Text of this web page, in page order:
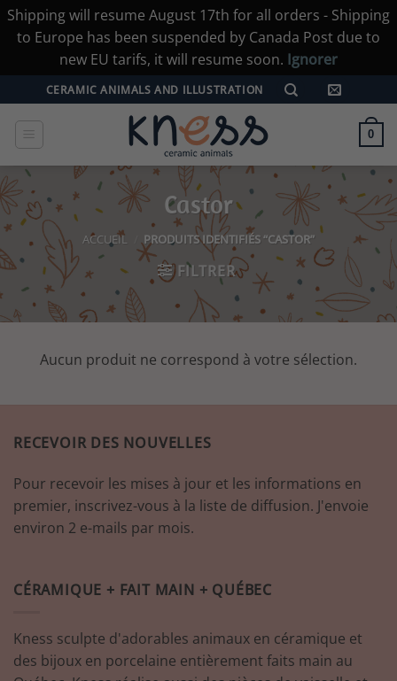
Shipping will resume August 17th for all orders - Shipping
to Europe has been suspended by Canada Post due to
new EU tarifs, it will resume soon. Ignorer
au
contenu
CERAMIC ANIMALS AND ILLUSTRATION
0
Castor
ACCUEIL PRODUITS IDENTIFIÉS “CASTOR”
FILTRER
Aucun produit ne correspond à votre sélection.
RECEVOIR DES NOUVELLES
Pour recevoir les mises à jour et les informations en
premier, inscrivez-vous à la liste de diffusion. J'envoie
environ 2 e-mails par mois.
CÉRAMIQUE + FAIT MAIN + QUÉBEC
Kness sculpte d'adorables animaux en céramique et
des bijoux en porcelaine entièrement faits main au